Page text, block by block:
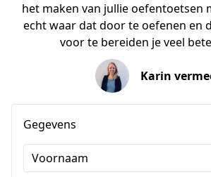
het maken van jullie oefentoetsen
echt waar dat door te oefenen en
voor te bereiden je veel
Karin
Gegevens
Voornaam